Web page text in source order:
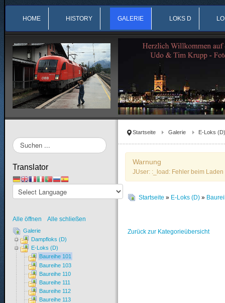
HOME HISTORY GALERIE LOKS D
Startseite Galerie E-Loks (D)
Warnung
JUser: :_load: Fehler beim
Startseite » E-Loks (D) »
Zurück zur Kategorieübersicht
Suchen
...
Translator
Alle öffnen Alle schließen
Galerie
Dampfloks (D)
E-Loks (D)
Baureihe 101
Baureihe 103
Baureihe 110
Baureihe 111
Baureihe 112
Baureihe 113